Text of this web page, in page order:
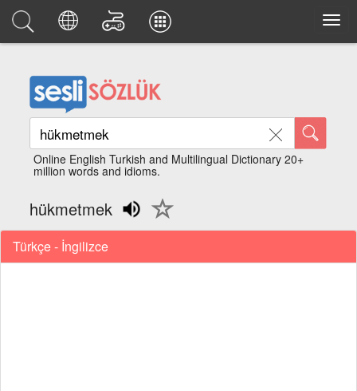
Online English Turkish and Multilingual Dictionary 20+
million words and idioms.
hükmetmek
Türkçe - İngilizce